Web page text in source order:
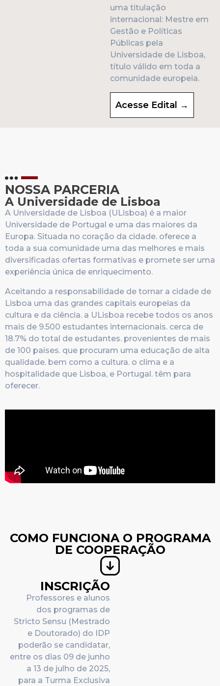
uma titulação
internacional: Mestre em
Gestão e Políticas
Públicas pela
Universidade de Lisboa,
título válido em toda a
comunidade europeia.
Acesse Edital →
NOSSA PARCERIA
A Universidade de Lisboa
A Universidade de Lisboa (ULisboa) é a maior
Universidade de Portugal e uma das maiores da
Europa. Situada no coração da cidade. oferece a
toda a sua comunidade uma das melhores e mais
diversificadas ofertas formativas e promete ser uma
experiência única de enriquecimento.
Aceitando a responsabilidade de tornar a cidade de
Lisboa uma das grandes capitais europeias da
cultura e da ciência. a ULisboa recebe todos os anos
mais de 9.500 estudantes internacionais. cerca de
18.7% do total de estudantes. provenientes de mais
de 100 países. que procuram uma educação de alta
qualidade. bem como a cultura. o clima e a
hospitalidade que Lisboa, e Portugal. têm para
oferecer.
COMO FUNCIONA O PROGRAMA
DE COOPERAÇÃO
INSCRIÇÃO
Professores e alunos
dos programas de
Stricto Sensu (Mestrado
e Doutorado) do IDP
poderão se candidatar,
entre os dias 09 de junho
a 13 de julho de 2025,
para a Turma Exclusiva